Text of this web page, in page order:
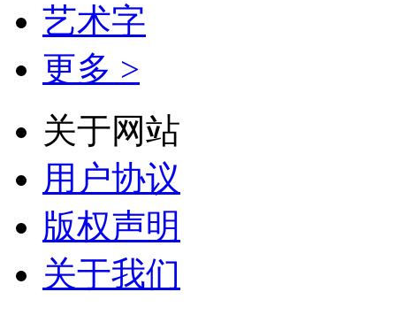
艺术字
更多 >
关于网站
用户协议
版权声明
关于我们